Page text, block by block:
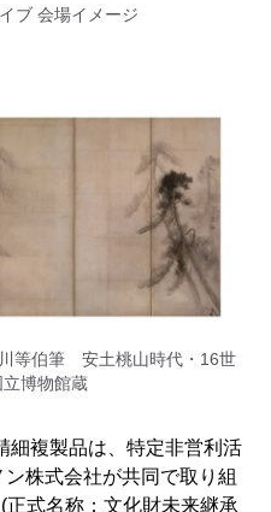
ブ 会場イメージ
等伯筆 安土桃山時代・16世
博物館蔵
細複製品は、特定非営利活
株式会社が共同で取り組
式名称：文化財未来継承